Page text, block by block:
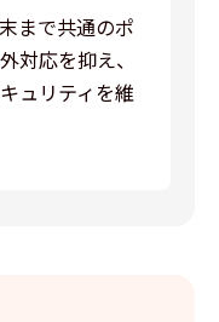
まで共通のポ
対応を抑え、
ュリティを維